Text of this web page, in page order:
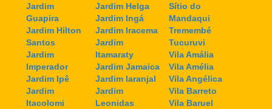
Jardim
Guapira
Jardim Hilton
Santos
Jardim
Imperador
Jardim Ipê
Jardim
Itacolomi
Jardim Helga
Jardim Ingá
Jardim Iracema
Jardim
Itamaraty
Jardim Jamaica
Jardim laranjal
Jardim
Leonidas
Sítio do
Mandaqui
Tremembé
Tucuruvi
Vila Amália
Vila Amélia
Vila Angélica
Vila Barreto
Vila Baruel